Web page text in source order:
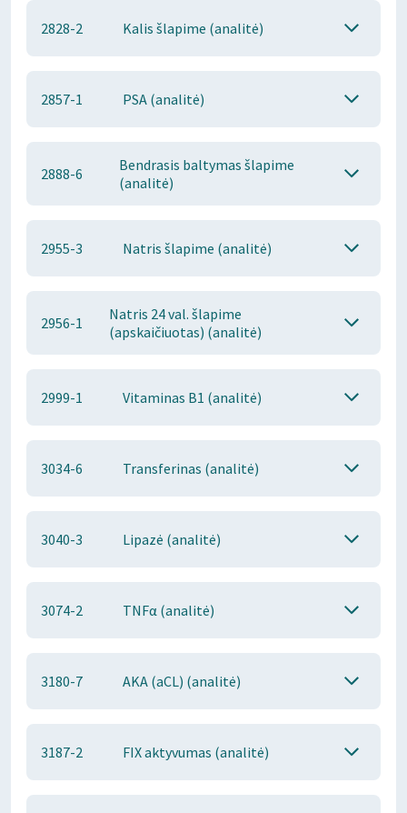
2828-2 Kalis šlapime (analitė)
2857-1 PSA (analitė)
2888-6
Bendrasis baltymas šlapime
(analitė)
2955-3 Natris šlapime (analitė)
2956-1
Natris 24 val. šlapime
(apskaičiuotas) (analitė)
2999-1 Vitaminas B1 (analitė)
3034-6 Transferinas (analitė)
3040-3 Lipazė (analitė)
3074-2 TNFα (analitė)
3180-7 AKA (aCL) (analitė)
3187-2 FIX aktyvumas (analitė)